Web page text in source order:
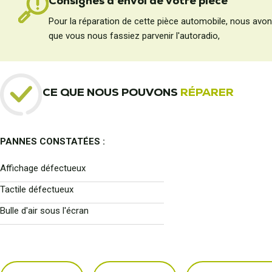
Pour la réparation de cette pièce automobile, nous
que vous nous fassiez parvenir l'autoradio,
CE QUE NOUS POUVONS RÉPARER
PANNES CONSTATÉES :
Affichage défectueux
Tactile défectueux
Bulle d'air sous l'écran